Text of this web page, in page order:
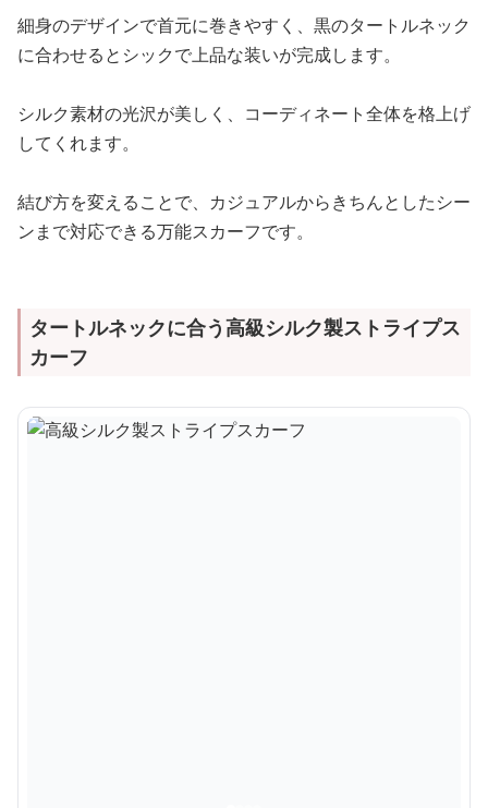
細身のデザインで首元に巻きやすく、黒のタートルネック
に合わせるとシックで上品な装いが完成します。
シルク素材の光沢が美しく、コーディネート全体を格上げ
してくれます。
結び方を変えることで、カジュアルからきちんとしたシー
ンまで対応できる万能スカーフです。
タートルネックに合う高級シルク製ストライプス
カーフ